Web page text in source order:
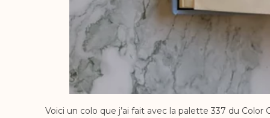
Voici un colo que j’ai fait avec la palette 337 du Color